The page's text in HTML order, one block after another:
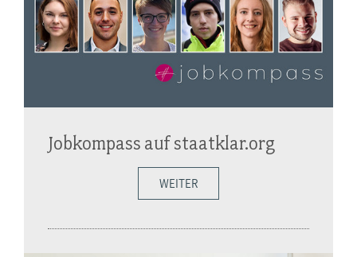
Jobkompass auf staatklar.org
WEITER